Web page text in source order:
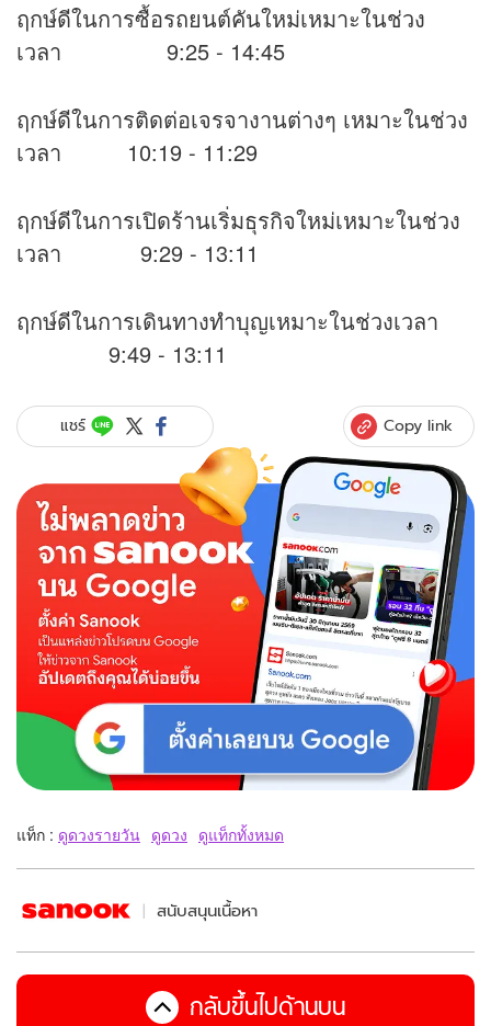
ฤกษ์ดีในการซื้อรถยนต์คันใหม่เหมาะในช่วง
เวลา 9:25 - 14:45
ฤกษ์ดีในการติดต่อเจรจางานต่างๆ เหมาะในช่วง
เวลา 10:19 - 11:29
ฤกษ์ดีในการเปิดร้านเริ่มธุรกิจใหม่เหมาะในช่วง
เวลา 9:29 - 13:11
ฤกษ์ดีในการเดินทางทำบุญเหมาะในช่วงเวลา
9:49 - 13:11
แชร์ Copy link
แท็ก : ดูดวงรายวัน ดูดวง ดูแท็กทั้งหมด
สนับสนุนเนื้อหา
กลับขึ้นไปด้านบน